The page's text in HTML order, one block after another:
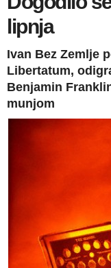
lipnja
Ivan Bez Zemlje
Libertatum,
Benjamin
munjom